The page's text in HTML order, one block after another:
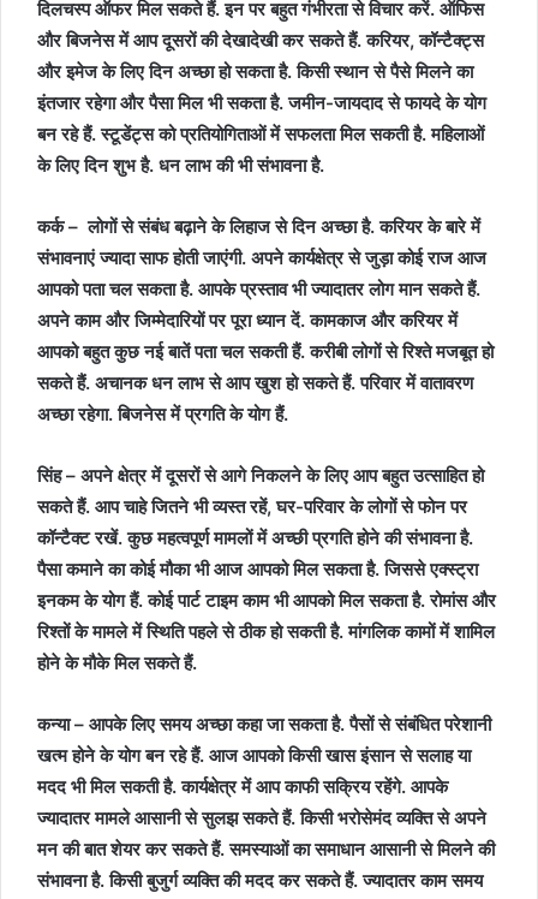
दिलचस्प ऑफर मिल सकते हैं. इन पर बहुत गंभीरता से विचार करें. ऑफिस
और बिजनेस में आप दूसरों की देखादेखी कर सकते हैं. करियर, कॉन्टैक्ट्स
और इमेज के लिए दिन अच्छा हो सकता है. किसी स्थान से पैसे मिलने का
इंतजार रहेगा और पैसा मिल भी सकता है. जमीन-जायदाद से फायदे के योग
बन रहे हैं. स्टूडेंट्स को प्रतियोगिताओं में सफलता मिल सकती है. महिलाओं
के लिए दिन शुभ है. धन लाभ की भी संभावना है.
कर्क – लोगों से संबंध बढ़ाने के लिहाज से दिन अच्छा है. करियर के बारे में
संभावनाएं ज्यादा साफ होती जाएंगी. अपने कार्यक्षेत्र से जुड़ा कोई राज आज
आपको पता चल सकता है. आपके प्रस्ताव भी ज्यादातर लोग मान सकते हैं.
अपने काम और जिम्मेदारियों पर पूरा ध्यान दें. कामकाज और करियर में
आपको बहुत कुछ नई बातें पता चल सकती हैं. करीबी लोगों से रिश्ते मजबूत हो
सकते हैं. अचानक धन लाभ से आप खुश हो सकते हैं. परिवार में वातावरण
अच्छा रहेगा. बिजनेस में प्रगति के योग हैं.
सिंह – अपने क्षेत्र में दूसरों से आगे निकलने के लिए आप बहुत उत्साहित हो
सकते हैं. आप चाहे जितने भी व्यस्त रहें, घर-परिवार के लोगों से फोन पर
कॉन्टैक्ट रखें. कुछ महत्वपूर्ण मामलों में अच्छी प्रगति होने की संभावना है.
पैसा कमाने का कोई मौका भी आज आपको मिल सकता है. जिससे एक्स्ट्रा
इनकम के योग हैं. कोई पार्ट टाइम काम भी आपको मिल सकता है. रोमांस और
रिश्तों के मामले में स्थिति पहले से ठीक हो सकती है. मांगलिक कामों में शामिल
होने के मौके मिल सकते हैं.
कन्या – आपके लिए समय अच्छा कहा जा सकता है. पैसों से संबंधित परेशानी
खत्म होने के योग बन रहे हैं. आज आपको किसी खास इंसान से सलाह या
मदद भी मिल सकती है. कार्यक्षेत्र में आप काफी सक्रिय रहेंगे. आपके
ज्यादातर मामले आसानी से सुलझ सकते हैं. किसी भरोसेमंद व्यक्ति से अपने
मन की बात शेयर कर सकते हैं. समस्याओं का समाधान आसानी से मिलने की
संभावना है. किसी बुजुर्ग व्यक्ति की मदद कर सकते हैं. ज्यादातर काम समय